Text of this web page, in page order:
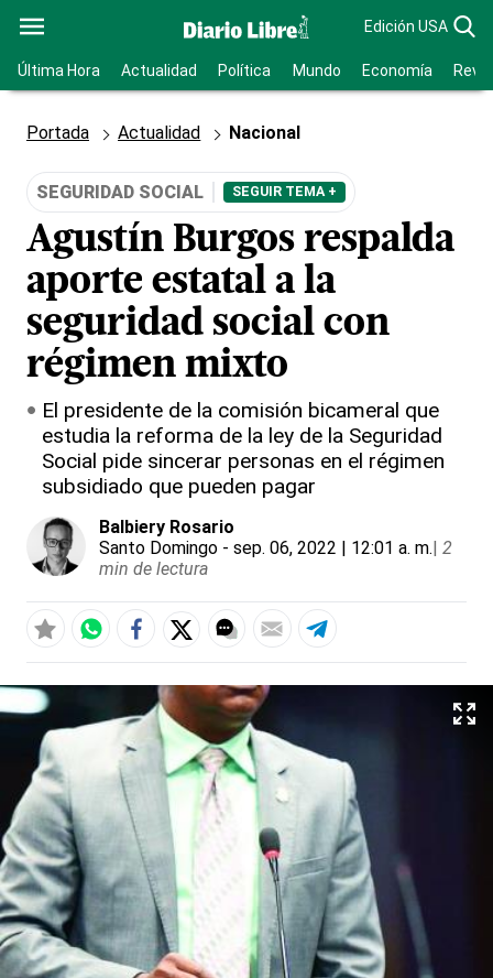
Edición USA
Última Hora Actualidad Política Mundo Economía
Portada Actualidad Nacional
SEGURIDAD SOCIAL SEGUIR TEMA +
Agustín Burgos respalda
aporte estatal a la
seguridad social con
régimen mixto
El presidente de la comisión bicameral que
estudia la reforma de la ley de la Seguridad
Social pide sincerar personas en el régimen
subsidiado que pueden pagar
Balbiery Rosario
Santo Domingo - sep. 06, 2022 | 12:01 a. m.| 2
min de lectura